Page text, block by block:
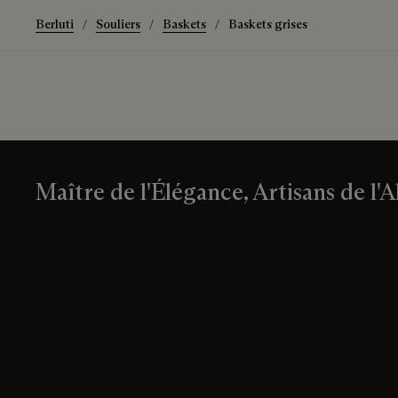
Berluti Souliers Baskets Baskets grises
Maître de l'Élégance, Artisans de